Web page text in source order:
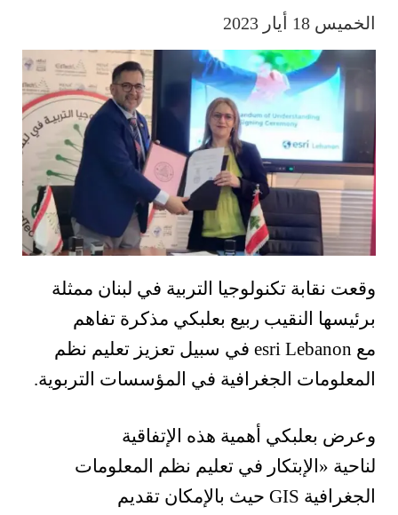
الخميس 18 أيار 2023
وقعت نقابة تكنولوجيا التربية في لبنان ممثلة
برئيسها النقيب ربيع بعلبكي مذكرة تفاهم
مع esri Lebanon في سبيل تعزيز تعليم نظم
المعلومات الجغرافية في المؤسسات التربوية.
وعرض بعلبكي أهمية هذه الإتفاقية
لناحية « الإبتكار في تعليم نظم المعلومات
الجغرافية GIS حيث بالإمكان تقديم